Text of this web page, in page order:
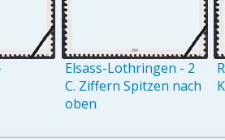
Elsass-Lothringen - 2
C. Ziffern Spitzen nach
oben